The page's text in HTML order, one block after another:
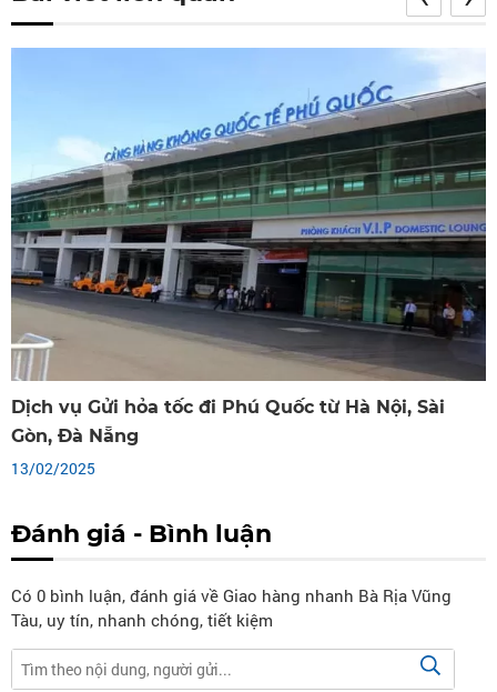
Dịch vụ Gửi hỏa tốc đi Phú Quốc từ Hà Nội, Sài
Gòn, Đà Nẵng
13/02/2025
Đánh giá - Bình luận
Có 0 bình luận, đánh giá về Giao hàng nhanh Bà Rịa Vũng
Tàu, uy tín, nhanh chóng, tiết kiệm